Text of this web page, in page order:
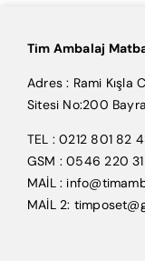
Tim Ambalaj
Adres : Rami Kışla
Sitesi No:200
TEL : 0212 801 82
GSM : 0546 220
MAİL :
MAİL 2: